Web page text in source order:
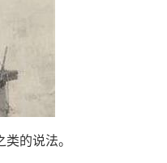
的说法。